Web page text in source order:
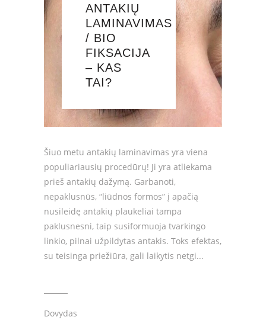
ANTAKIŲ
LAMINAVIMAS
/ BIO
FIKSACIJA
– KAS
TAI?
Šiuo metu antakių laminavimas yra viena
populiariausių procedūrų! Ji yra atliekama
prieš antakių dažymą. Garbanoti,
nepaklusnūs, “liūdnos formos” į apačią
nusileidę antakių plaukeliai tampa
paklusnesni, taip susiformuoja tvarkingo
linkio, pilnai užpildytas antakis. Toks efektas,
su teisinga priežiūra, gali laikytis netgi
Dovydas